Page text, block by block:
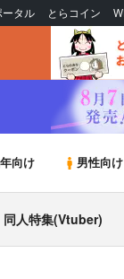
タル とらコイン
向け 男性向け
同人特集(Vtuber)